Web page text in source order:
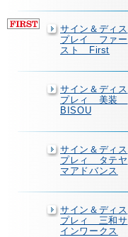
サイン＆ディス
プレイ ファー
スト First
サイン＆ディス
プレィ 美装
BISOU
サイン＆ディス
プレィ タテヤ
マアドバンス
サイン＆ディス
プレィ 三和サ
インワークス